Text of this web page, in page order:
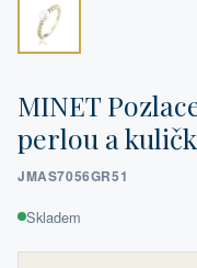
MINET
perlou a
JMAS7056GR51
Skladem